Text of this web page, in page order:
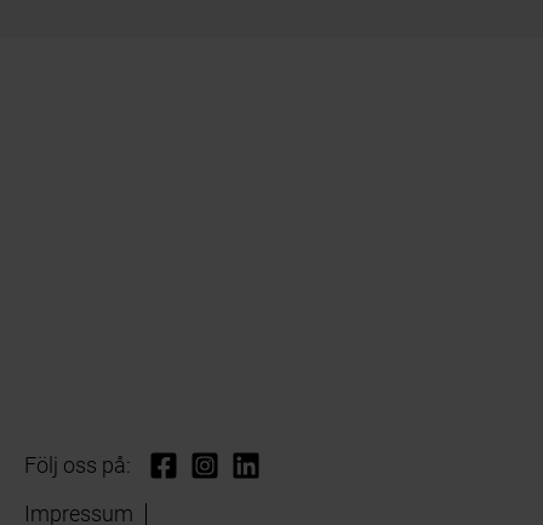
Följ oss på:
Impressum